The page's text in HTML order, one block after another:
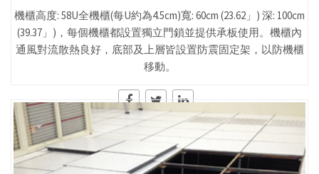
機櫃高度: 58U全機櫃(每U約為4.5cm)寬: 60cm (23.62」) 深: 100cm
(39.37」)，每個機櫃都設置獨立門鎖並提供承板使用。機櫃內
通風對流散熱良好，底部及上層皆設置防震固定架，以防機櫃
移動。